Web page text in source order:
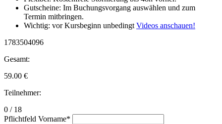
Gutscheine: Im Buchungsvorgang auswählen und zum
Termin mitbringen.
Wichtig: vor Kursbeginn unbedingtVideos anschauen!
1783504096
Gesamt:
59.00 €
Teilnehmer:
0 / 18
Pflichtfeld Vorname*